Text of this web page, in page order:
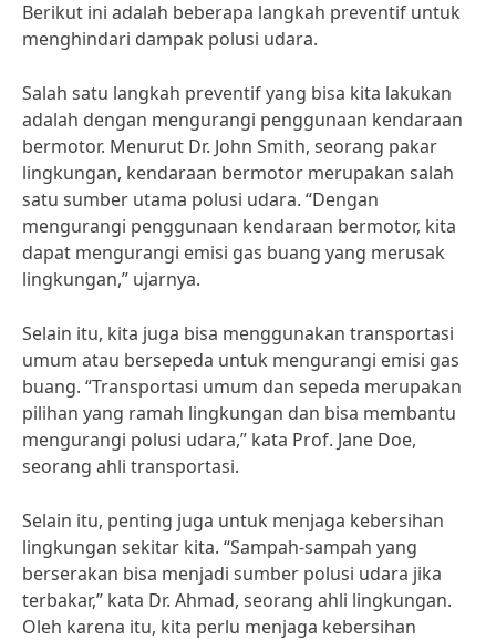
Berikut ini adalah beberapa langkah preventif untuk
menghindari dampak polusi udara.
Salah satu langkah preventif yang bisa kita lakukan
adalah dengan mengurangi penggunaan kendaraan
bermotor. Menurut Dr. John Smith, seorang pakar
lingkungan, kendaraan bermotor merupakan salah
satu sumber utama polusi udara. “Dengan
mengurangi penggunaan kendaraan bermotor, kita
dapat mengurangi emisi gas buang yang merusak
lingkungan,” ujarnya.
Selain itu, kita juga bisa menggunakan transportasi
umum atau bersepeda untuk mengurangi emisi gas
buang. “Transportasi umum dan sepeda merupakan
pilihan yang ramah lingkungan dan bisa membantu
mengurangi polusi udara,” kata Prof. Jane Doe,
seorang ahli transportasi.
Selain itu, penting juga untuk menjaga kebersihan
lingkungan sekitar kita. “Sampah-sampah yang
berserakan bisa menjadi sumber polusi udara jika
terbakar,” kata Dr. Ahmad, seorang ahli lingkungan.
Oleh karena itu, kita perlu menjaga kebersihan